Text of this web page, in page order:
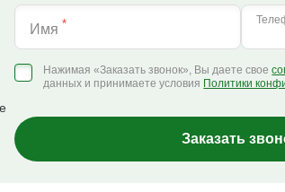
Имя *
Нажимая «Заказать звонок», Вы даете свое
данных и принимаете условия Политики
Заказать